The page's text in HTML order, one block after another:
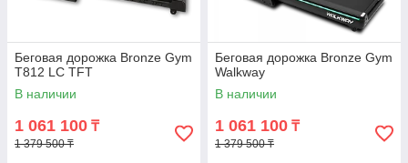
Беговая дорожка Bronze Gym
T812 LC TFT
В наличии
1 061 100 ₸
1 379 500 ₸
Беговая дорожка Bronze Gym
Walkway
В наличии
1 061 100 ₸
1 379 500 ₸